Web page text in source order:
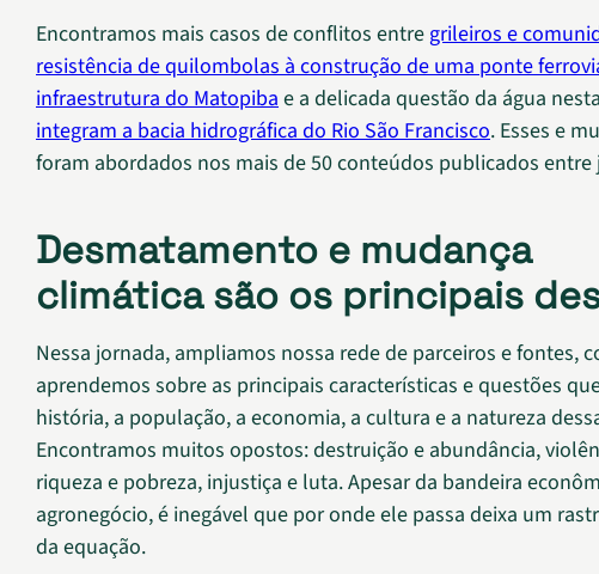
Encontramos mais casos de conflitos entre grileiros e
resistência de quilombolas à construção de uma ponte
infraestrutura do Matopiba e a delicada questão da água
integram a bacia hidrográfica do Rio São Francisco. Esses e
foram abordados nos mais de 50 conteúdos publicados
Desmatamento e mudança
climática são os principais
Nessa jornada, ampliamos nossa rede de parceiros e fontes,
aprendemos sobre as principais características e questões
história, a população, a economia, a cultura e a natureza
Encontramos muitos opostos: destruição e abundância,
riqueza e pobreza, injustiça e luta. Apesar da bandeira
agronegócio, é inegável que por onde ele passa deixa um
da equação.